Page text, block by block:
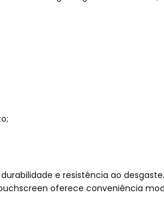
e resistência ao
oferece conveniência